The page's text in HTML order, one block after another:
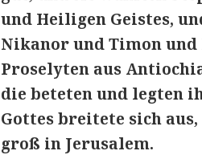
und Heiligen Geistes,
Nikanor und Timon und
Proselyten aus
die beteten und legten
Gottes breitete sich
groß in Jerusalem.